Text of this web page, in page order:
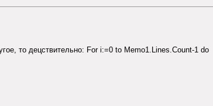
то децствительно: For i:=0 to Memo1.Lines.Count-1 do